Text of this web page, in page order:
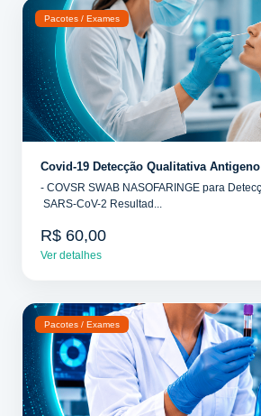
Pacotes / Exames
Covid-19 Detecção Qualitativa Antigeno
- COVSR SWAB NASOFARINGE para Detecção de Covid-19 ,
SARS-CoV-2 Resultad...
R$ 60,00
Ver detalhes
Pacotes / Exames